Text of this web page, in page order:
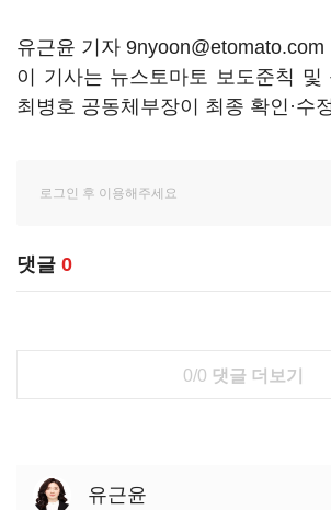
유근윤 기자 9nyoon@etomato.com
이 기사는 뉴스토마토 보도준칙 및
최병호 공동체부장이 최종 확인·수
댓글 0
0/0 댓글 더보기
유근윤